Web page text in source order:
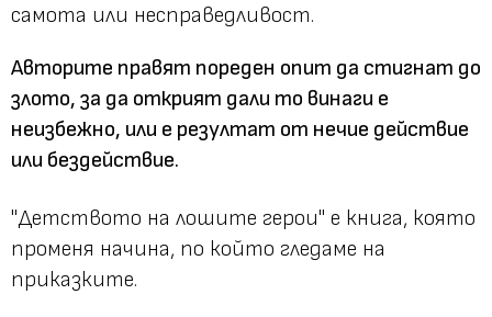
самота или несправедливост.
Авторите правят пореден опит да стигнат до
злото, за да открият дали то винаги е
неизбежно, или е резултат от нечие действие
или бездействие.
"Детството на лошите герои" е книга, която
променя начина, по който гледаме на
приказките.